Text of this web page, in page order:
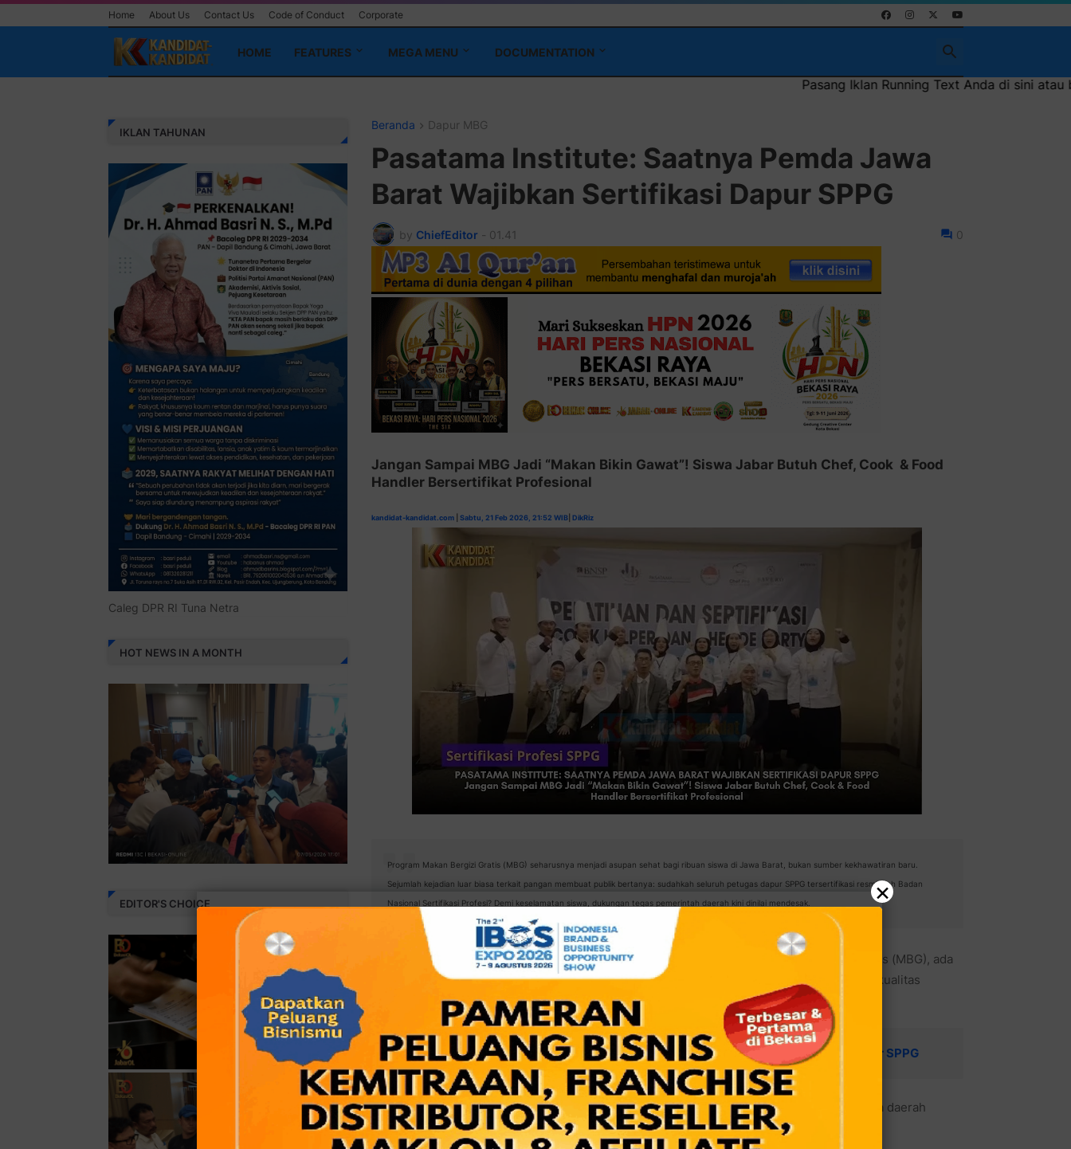
Home About Us Contact Us Code of Conduct Corporate
HOME FEATURES MEGA MENU DOCUMENTATION
Pasang Iklan Running Text Anda di sini atau bisa juga sebagai
Beranda Dapur MBG
Pasatama Institute: Saatnya Pemda Jawa
Barat Wajibkan Sertifikasi Dapur SPPG
by ChiefEditor - 01.41 0
Jangan Sampai MBG Jadi “Makan Bikin Gawat”! Siswa Jabar Butuh Chef, Cook & Food
Handler Bersertifikat Profesional
kandidat-kandidat.com| Sabtu, 21 Feb 2026, 21:52 WIB| DikRiz
Program Makan Bergizi Gratis (MBG) seharusnya menjadi asupan sehat bagi ribuan siswa di Jawa Barat, bukan sumber kekhawatiran baru.
Sejumlah kejadian luar biasa terkait pangan membuat publik bertanya: sudahkah seluruh petugas dapur SPPG tersertifikasi resmi oleh Badan
Nasional Sertifikasi Profesi? Demi keselamatan siswa, dukungan tegas pemerintah daerah kini dinilai mendesak.
KOTA DEPOK|Di balik sepaket nampan makanan dari Program Makan Bergizi Gratis (MBG), ada
jutaan harapan siswa sekolah yang menggantungkan kesehatan dan masa depannya pada kualitas
pangan yang mereka konsumsi setiap hari.
Baca juga:Pasatama Institute: Saatnya Pemda Jawa Barat Wajibkan Sertifikasi Dapur SPPG
Namun, sejumlah kejadian luar biasa (KLB) seperti dugaan keracunan makanan di beberapa daerah
menjadialarm keras: keamanan pangan tidak bisa lagi ditawar.
IKLAN TAHUNAN
Caleg DPR RI Tuna Netra
HOT NEWS IN A MONTH
EDITOR'S CHOICE ×